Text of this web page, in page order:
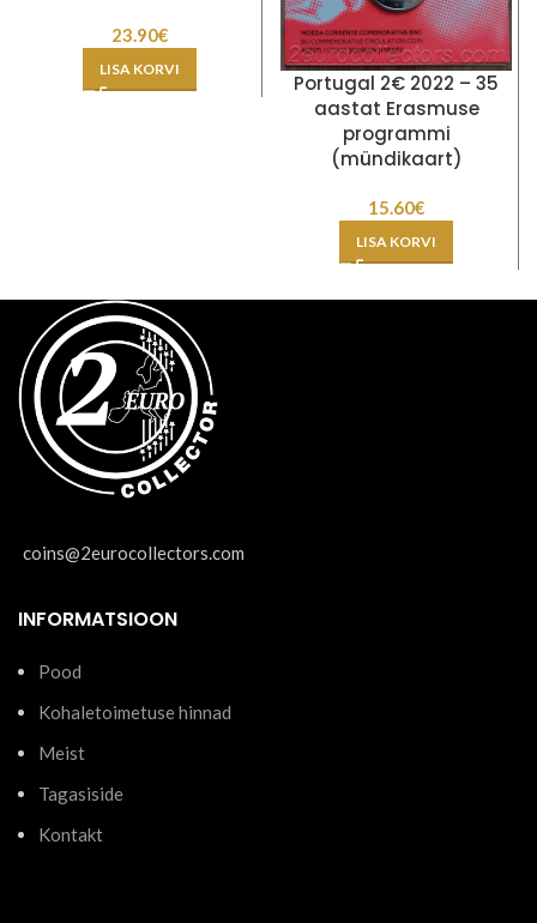
23.90€
LISA KORVI
Portugal 2€ 2022 – 35
aastat Erasmuse
programmi
(mündikaart)
15.60€
LISA KORVI
coins@2eurocollectors.com
INFORMATSIOON
Pood
Kohaletoimetuse hinnad
Meist
Tagasiside
Kontakt